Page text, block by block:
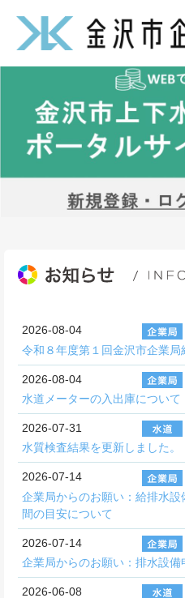
2026-08-04
令和８年度第１回金沢市企業
2026-08-04
水道メーターの入出庫について
2026-07-31
水質検査結果を更新しました。
2026-07-14
企業局からのお願い：給排水設
間の目安について
2026-07-14
企業局からのお願い：排水設
2026-06-08